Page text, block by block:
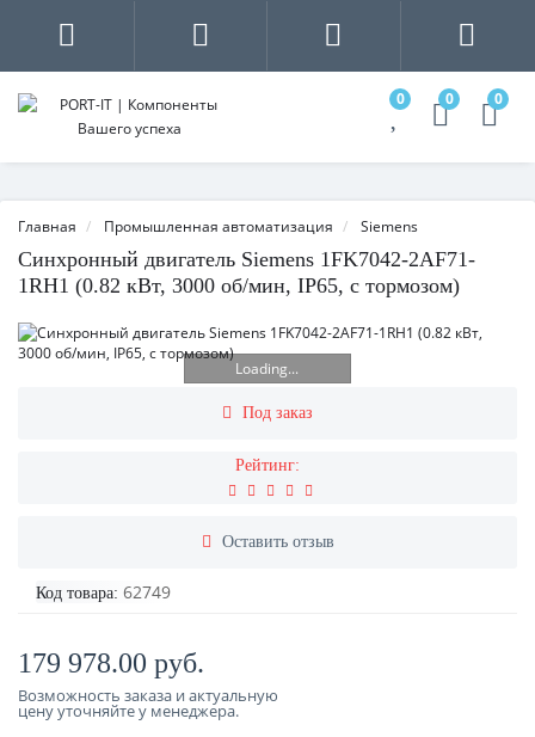
0 0 0
Главная Промышленная автоматизация Siemens
Синхронный двигатель Siemens 1FK7042-2AF71-
1RH1 (0.82 кВт, 3000 об/мин, IP65, с тормозом)
Loading...
Под заказ
Рейтинг:
Оставить отзыв
Код товара: 62749
179 978.00 руб.
Возможность заказа и актуальную
цену уточняйте у менеджера.